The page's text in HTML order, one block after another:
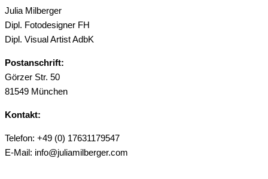
Julia Milberger
Dipl. Fotodesigner FH
Dipl. Visual Artist AdbK
Postanschrift:
Görzer Str. 50
81549 München
Kontakt:
Telefon: +49 (0) 17631179547
E-Mail: info@juliamilberger.com